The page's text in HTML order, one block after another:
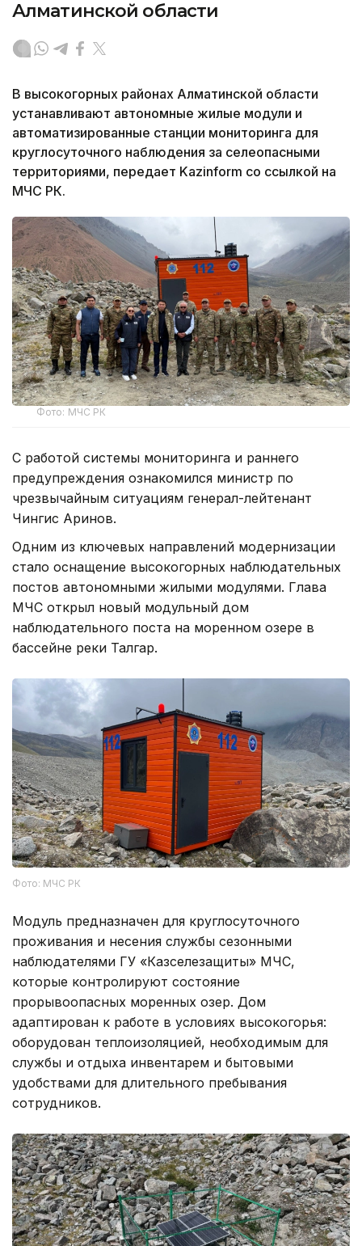
Алматинской области
В высокогорных районах Алматинской области
устанавливают автономные жилые модули и
автоматизированные станции мониторинга для
круглосуточного наблюдения за селеопасными
территориями, передает Kazinform со ссылкой на
МЧС РК.
Фото: МЧС РК
С работой системы мониторинга и раннего
предупреждения ознакомился министр по
чрезвычайным ситуациям генерал-лейтенант
Чингис Аринов.
Одним из ключевых направлений модернизации
стало оснащение высокогорных наблюдательных
постов автономными жилыми модулями. Глава
МЧС открыл новый модульный дом
наблюдательного поста на моренном озере в
бассейне реки Талгар.
Фото: МЧС РК
Модуль предназначен для круглосуточного
проживания и несения службы сезонными
наблюдателями ГУ «Казселезащиты» МЧС,
которые контролируют состояние
прорывоопасных моренных озер. Дом
адаптирован к работе в условиях высокогорья:
оборудован теплоизоляцией, необходимым для
службы и отдыха инвентарем и бытовыми
удобствами для длительного пребывания
сотрудников.